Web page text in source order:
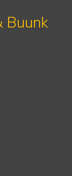
Buunk